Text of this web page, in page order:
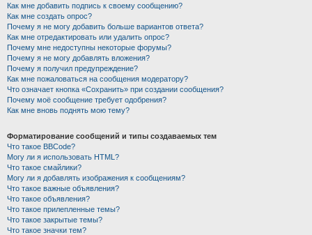
Как мне добавить подпись к своему сообщению?
Как мне создать опрос?
Почему я не могу добавить больше вариантов ответа?
Как мне отредактировать или удалить опрос?
Почему мне недоступны некоторые форумы?
Почему я не могу добавлять вложения?
Почему я получил предупреждение?
Как мне пожаловаться на сообщения модератору?
Что означает кнопка «Сохранить» при создании сообщения?
Почему моё сообщение требует одобрения?
Как мне вновь поднять мою тему?
Форматирование сообщений и типы создаваемых тем
Что такое BBCode?
Могу ли я использовать HTML?
Что такое смайлики?
Могу ли я добавлять изображения к сообщениям?
Что такое важные объявления?
Что такое объявления?
Что такое прилепленные темы?
Что такое закрытые темы?
Что такое значки тем?